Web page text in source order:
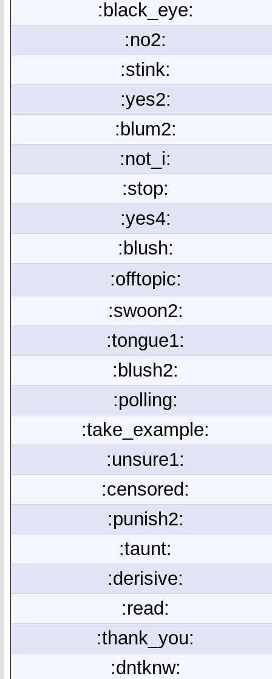
:black_eye:
:no2:
:stink:
:yes2:
:blum2:
:not_i:
:stop:
:yes4:
:blush:
:offtopic:
:swoon2:
:tongue1:
:blush2:
:polling:
:take_example:
:unsure1:
:censored:
:punish2:
:taunt:
:derisive:
:read:
:thank_you:
:dntknw: